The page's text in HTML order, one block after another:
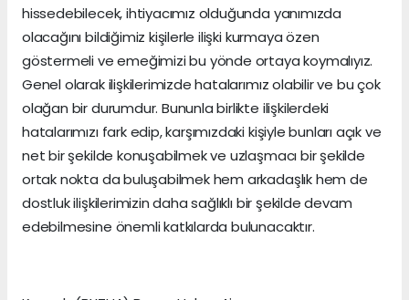
hissedebilecek, ihtiyacımız olduğunda yanımızda
olacağını bildiğimiz kişilerle ilişki kurmaya özen
göstermeli ve emeğimizi bu yönde ortaya koymalıyız.
Genel olarak ilişkilerimizde hatalarımız olabilir ve bu çok
olağan bir durumdur. Bununla birlikte ilişkilerdeki
hatalarımızı fark edip, karşımızdaki kişiyle bunları açık ve
net bir şekilde konuşabilmek ve uzlaşmacı bir şekilde
ortak nokta da buluşabilmek hem arkadaşlık hem de
dostluk ilişkilerimizin daha sağlıklı bir şekilde devam
edebilmesine önemli katkılarda bulunacaktır.